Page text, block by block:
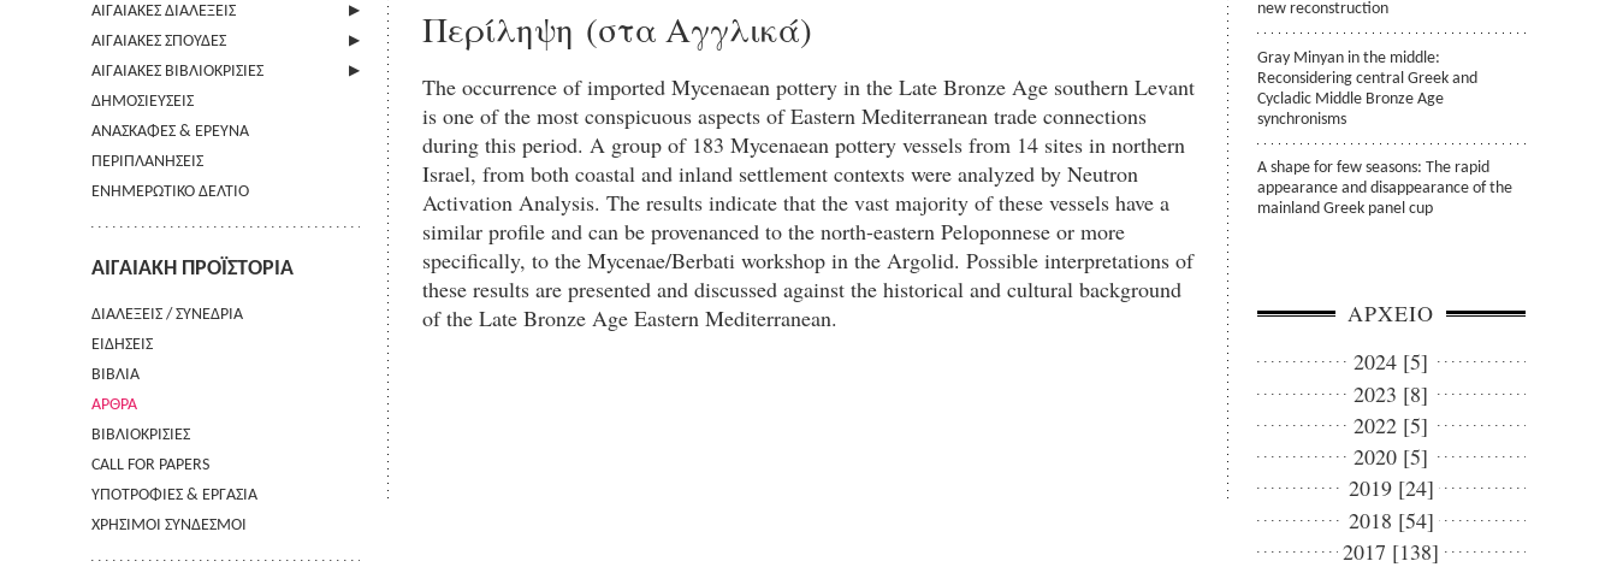
ΑΙΓΑΙΑΚΕΣ ΔΙΑΛΕΞΕΙΣ
ΠΛΗΡΟΦΟΡΙΕΣ
ΑΙΓΑΙΑΚΕΣ ΣΠΟΥΔΕΣ
ΠΛΗΡΟΦΟΡΙΕΣ
ΟΔΗΓΙΕΣ ΠΡΟΣ ΣΥΓΓΡΑΦΕΙΣ
ΟΡΟΙ ΧΡΗΣΗΣ
ΕΠΙΚΟΙΝΩΝΙΑ
ΑΙΓΑΙΑΚΕΣ ΒΙΒΛΙΟΚΡΙΣΙΕΣ
ΠΛΗΡΟΦΟΡΙΕΣ
ΔΗΜΟΣΙΕΥΣΕΙΣ
ΑΝΑΣΚΑΦΕΣ & ΕΡΕΥΝΑ
ΠΕΡΙΠΛΑΝΗΣΕΙΣ
ΕΝΗΜΕΡΩΤΙΚΟ ΔΕΛΤΙΟ
ΑΙΓΑΙΑΚΗ ΠΡΟΪΣΤΟΡΙΑ
ΔΙΑΛΕΞΕΙΣ / ΣΥΝΕΔΡΙΑ
ΕΙΔΗΣΕΙΣ
ΒΙΒΛΙΑ
ΑΡΘΡΑ
ΒΙΒΛΙΟΚΡΙΣΙΕΣ
CALL FOR PAPERS
ΥΠΟΤΡΟΦΙΕΣ & ΕΡΓΑΣΙΑ
ΧΡΗΣΙΜΟΙ ΣΥΝΔΕΣΜΟΙ
Περίληψη (στα Αγγλικά)
The occurrence of imported Mycenaean pottery in the Late Bronze Age southern Levant
is one of the most conspicuous aspects of Eastern Mediterranean trade connections
during this period. A group of 183 Mycenaean pottery vessels from 14 sites in northern
Israel, from both coastal and inland settlement contexts were analyzed by Neutron
Activation Analysis. The results indicate that the vast majority of these vessels have a
similar profile and can be provenanced to the north-eastern Peloponnese or more
specifically, to the Mycenae/Berbati workshop in the Argolid. Possible interpretations of
these results are presented and discussed against the historical and cultural background
of the Late Bronze Age Eastern Mediterranean.
new reconstruction
Gray Minyan in the middle:
Reconsidering central Greek and
Cycladic Middle Bronze Age
synchronisms
A shape for few seasons: The rapid
appearance and disappearance of the
mainland Greek panel cup
ΑΡΧΕΙΟ
2024 [5]
2023 [8]
2022 [5]
2020 [5]
2019 [24]
2018 [54]
2017 [138]